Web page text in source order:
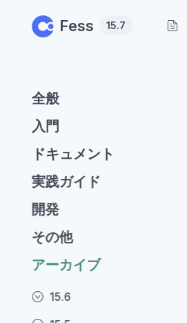
Fess 15.7
全般
入門
ドキュメント
実践ガイド
開発
その他
アーカイブ
15.6